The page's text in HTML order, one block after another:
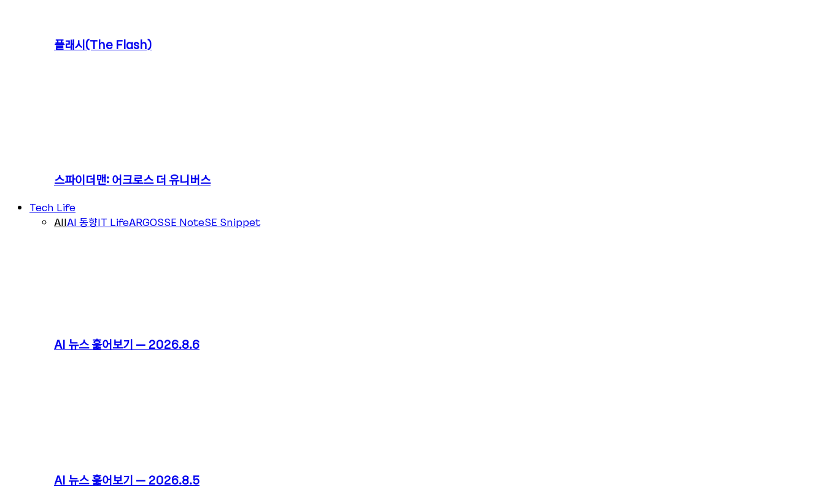
플래시(The Flash)
스파이더맨: 어크로스 더 유니버스
Tech Life
AllAI 동향IT LifeARGOSSE NoteSE Snippet
AI 뉴스 훑어보기 – 2026.8.6
AI 뉴스 훑어보기 – 2026.8.5